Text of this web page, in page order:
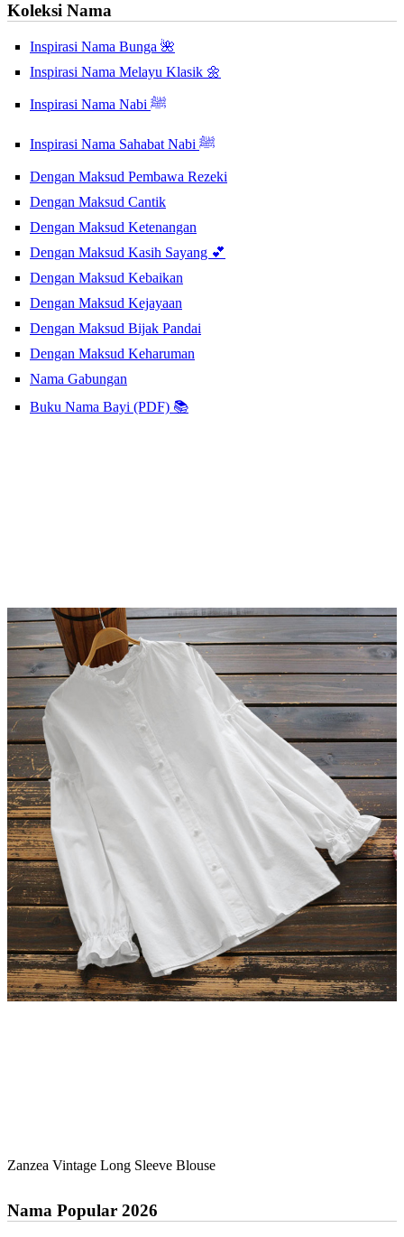
Koleksi Nama
Inspirasi Nama Bunga 🌺
Inspirasi Nama Melayu Klasik 🌼
Inspirasi Nama Nabi ﷺ
Inspirasi Nama Sahabat Nabi ﷺ
Dengan Maksud Pembawa Rezeki
Dengan Maksud Cantik
Dengan Maksud Ketenangan
Dengan Maksud Kasih Sayang 💕
Dengan Maksud Kebaikan
Dengan Maksud Kejayaan
Dengan Maksud Bijak Pandai
Dengan Maksud Keharuman
Nama Gabungan
Buku Nama Bayi (PDF) 📚
Zanzea Vintage Long Sleeve Blouse
Nama Popular 2026